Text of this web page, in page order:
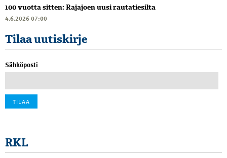
100 vuotta sitten: Rajajoen uusi rautatiesilta
4.6.2026 07:00
Tilaa uutiskirje
Sähköposti
RKL